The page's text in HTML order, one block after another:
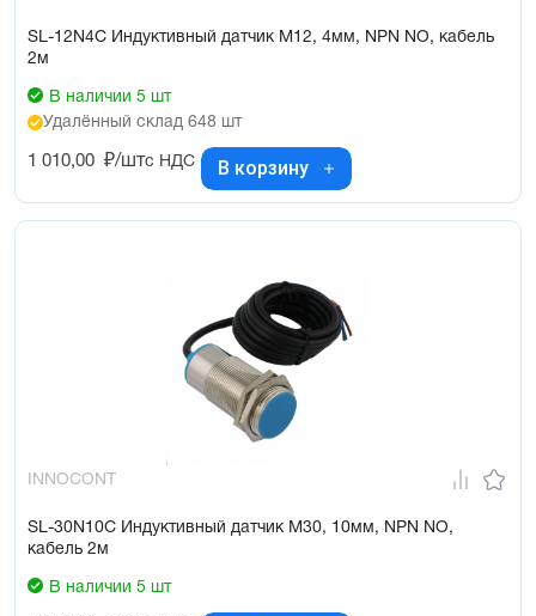
SL-12N4C Индуктивный датчик М12, 4мм, NPN NO, кабель
2м
В наличии 5 шт
Удалённый склад 648 шт
1 010,00 ₽/штс НДС В корзину
INNOCONT
SL-30N10C Индуктивный датчик М30, 10мм, NPN NO,
кабель 2м
В наличии 5 шт